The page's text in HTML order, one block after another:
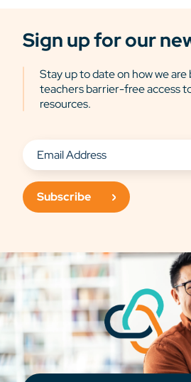
Sign up for our
Stay up to date on how we are
teachers barrier-free access
resources.
Subscribe